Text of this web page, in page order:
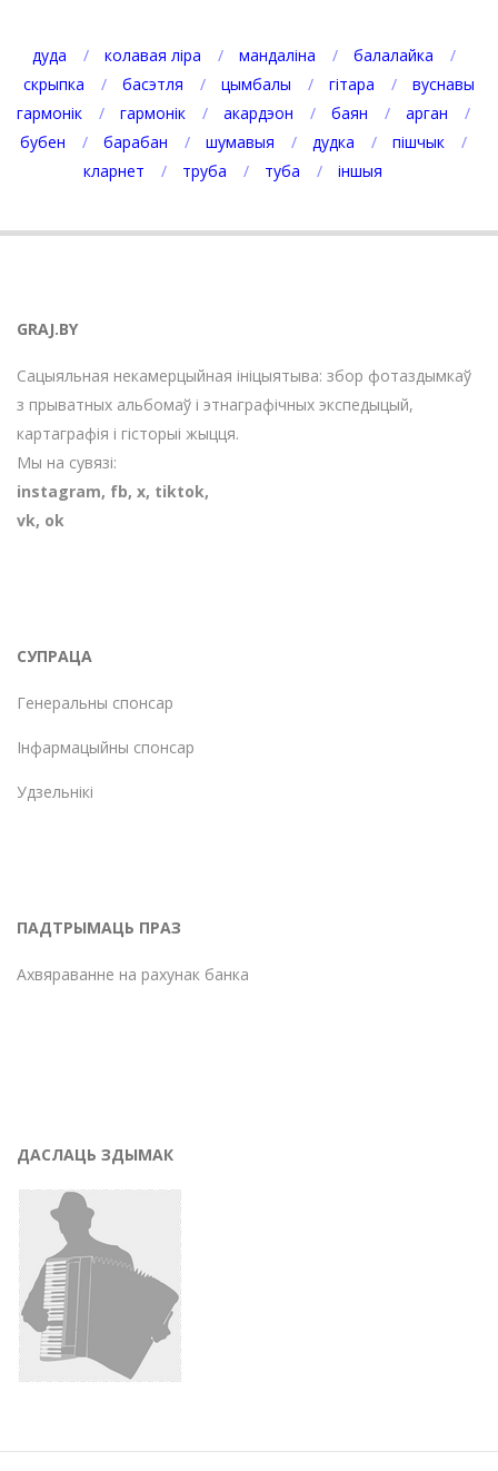
дуда колавая ліра мандаліна
балалайка
скрыпка
басэтля цымбалы гітара
вуснавы
гармонік
гармонік акардэон баян
арган
бубен
барабан шумавыя дудка
пішчык
кларнет
труба туба іншыя
GRAJ.BY
Сацыяльная некамерцыйная ініцыятыва: збор фотаздымкаў
з прыватных альбомаў і этнаграфічных экспедыцый,
картаграфія і гісторыі жыцця.
Мы на сувязі:
instagram, fb, х, tiktok,
vk, ok
СУПРАЦА
Генеральны спонсар
Інфармацыйны спонсар
Удзельнікі
ПАДТРЫМАЦЬ ПРАЗ
Ахвяраванне на рахунак банка
ДАСЛАЦЬ ЗДЫМАК